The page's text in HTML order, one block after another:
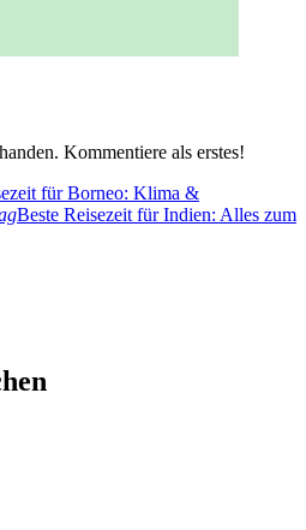
Kommentiere als erstes!
für Borneo: Klima &
Beste Reisezeit für Indien: Alles zum